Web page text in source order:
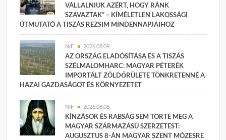
VÁLLALNIUK AZÉRT, HOGY RÁNK
SZAVAZTAK” – KÍMÉLETLEN LAKOSSÁGI
ÚTMUTATÓ A TISZÁS REZSIM MINDENNAPJAIHOZ
NIF 2026.08.09.
AZ ORSZÁG ELADÓSÍTÁSA ÉS A TISZÁS
SZÉLMALOMHARC: MAGYAR PÉTERÉK
IMPORTÁLT ZÖLDŐRÜLETE TÖNKRETENNÉ A
HAZAI GAZDASÁGOT ÉS KÖRNYEZETET
NIF 2026.08.08.
KÍNZÁSOK ÉS RABSÁG SEM TÖRTE MEG A
MAGYAR SZÁRMAZÁSÚ SZERZETEST:
AUGUSZTUS 8-ÁN MAGYAR SZENT MÓZESRE